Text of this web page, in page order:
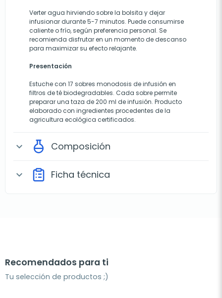
Verter agua hirviendo sobre la bolsita y dejar
infusionar durante 5-7 minutos. Puede consumirse
caliente o frío, según preferencia personal. Se
recomienda disfrutar en un momento de descanso
para maximizar su efecto relajante.
Presentación
Estuche con 17 sobres monodosis de infusión en
filtros de té biodegradables. Cada sobre permite
preparar una taza de 200 ml de infusión. Producto
elaborado con ingredientes procedentes de la
agricultura ecológica certificados.
expand_more Composición
expand_more Ficha técnica
Recomendados para ti
Tu selección de productos ;)